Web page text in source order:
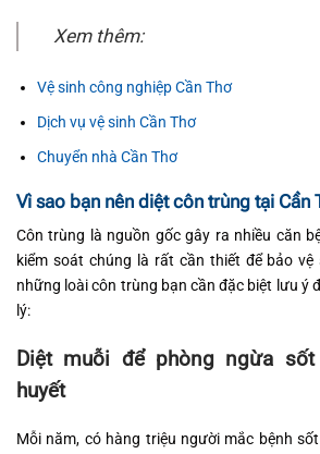
Xem thêm:
Vệ sinh công nghiệp Cần Thơ
Dịch vụ vệ sinh Cần Thơ
Chuyển nhà Cần Thơ
Vì sao bạn nên diệt côn trùng tại Cần
Côn trùng là nguồn gốc gây ra nhiều căn
kiểm soát chúng là rất cần thiết để bảo vệ
những loài côn trùng bạn cần đặc biệt lưu ý
lý:
Diệt muỗi để phòng ngừa
huyết
Mỗi năm, có hàng triệu người mắc bệnh